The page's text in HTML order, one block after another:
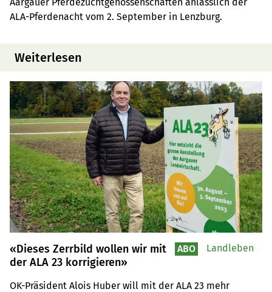
ALA-Pferdenacht vom 2. September in Lenzburg.
Weiterlesen
«Dieses Zerrbild wollen wir mit
der ALA 23 korrigieren»
OK-Präsident Alois Huber will mit der ALA 23 mehr
ABO Landleben